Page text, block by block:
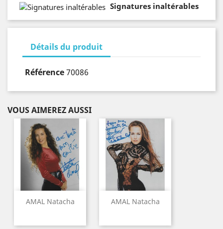
Signatures inaltérables
Détails du produit
Référence70086
VOUS AIMEREZ AUSSI
AMAL Natacha AMAL Natacha